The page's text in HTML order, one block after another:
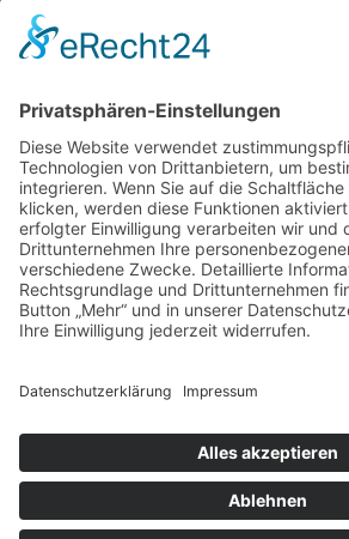
17.04.2026
Verdienstmedaille für Telse Stoy
Das war: Munition im Meer
17.04.2026
Fahrtenprogramm 2026 ist fertig
12.10.2025
Darstellung verschiedener Orte
Gebiets der Heimatgemeinschaft
Neu: Historie der Güter im Altkreis